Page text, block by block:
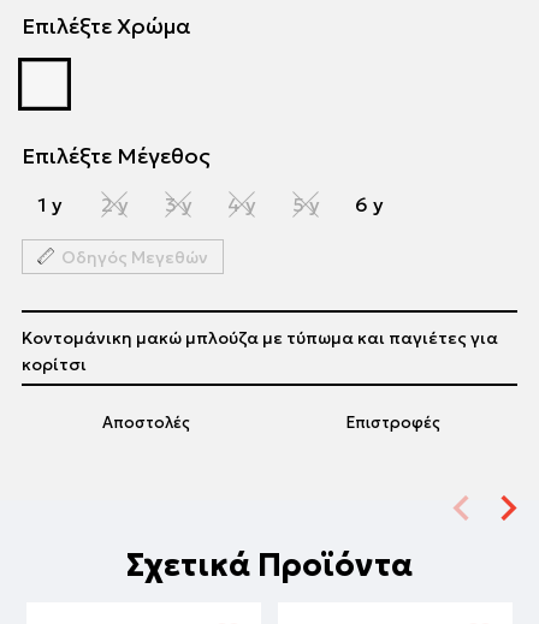
Επιλέξτε Χρώμα
Επιλέξτε Μέγεθος
1 y 2 y 3 y 4 y 5 y 6 y
Οδηγός Μεγεθών
Αποστολές Επιστροφές
Κοντομάνικη μακώ μπλούζα με τύπωμα και παγιέτες για
κορίτσι
Σχετικά Προϊόντα